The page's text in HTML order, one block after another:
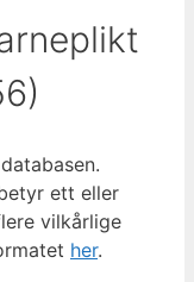
ett eller
vilkårlige
her.